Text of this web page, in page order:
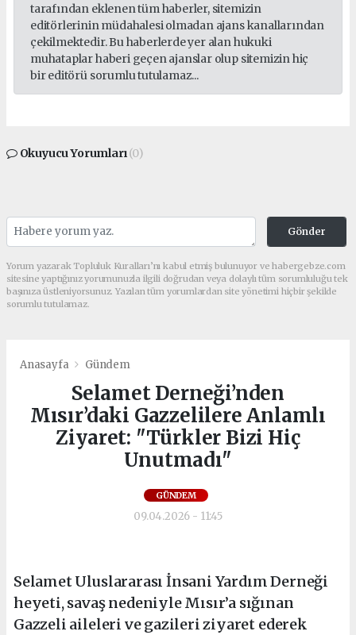
tarafından eklenen tüm haberler, sitemizin
editörlerinin müdahalesi olmadan ajans kanallarından
çekilmektedir. Bu haberlerde yer alan hukuki
muhataplar haberi geçen ajanslar olup sitemizin hiç
bir editörü sorumlu tutulamaz...
Okuyucu Yorumları(0)
Gönder
Yorum yazarak Topluluk Kuralları’nı kabul etmiş bulunuyor ve habergebze.com
sitesine yaptığınız yorumunuzla ilgili doğrudan veya dolaylı tüm sorumluluğu tek
başınıza üstleniyorsunuz. Yazılan tüm yorumlardan site yönetimi hiçbir şekilde
sorumlu tutulamaz.
Anasayfa Gündem
Selamet Derneği’nden
Mısır’daki Gazzelilere Anlamlı
Ziyaret: "Türkler Bizi Hiç
Unutmadı"
GÜNDEM
09.04.2026 - 11:45
Selamet Uluslararası İnsani Yardım Derneği
heyeti, savaş nedeniyle Mısır’a sığınan
Gazzeli aileleri ve gazileri ziyaret ederek